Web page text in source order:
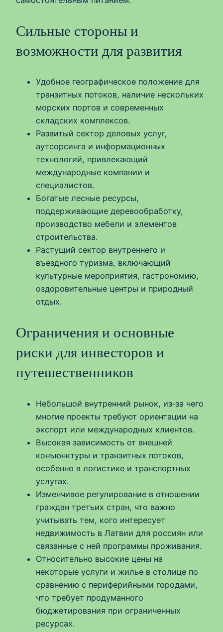
Сильные стороны и
возможности для развития
Удобное географическое положение для
транзитных потоков, наличие нескольких
морских портов и современных
складских комплексов.
Развитый сектор деловых услуг,
аутсорсинга и информационных
технологий, привлекающий
международные компании и
специалистов.
Богатые лесные ресурсы,
поддерживающие деревообработку,
производство мебели и элементов
строительства.
Растущий сектор внутреннего и
въездного туризма, включающий
культурные мероприятия, гастрономию,
оздоровительные центры и природный
отдых.
Ограничения и основные
риски для инвесторов и
путешественников
Небольшой внутренний рынок, из‑за чего
многие проекты требуют ориентации на
экспорт или международных клиентов.
Высокая зависимость от внешней
конъюнктуры и транзитных потоков,
особенно в логистике и транспортных
услугах.
Изменчивое регулирование в отношении
граждан третьих стран, что важно
учитывать тем, кого интересует
недвижимость в Латвии для россиян или
связанные с ней программы проживания.
Относительно высокие цены на
некоторые услуги и жилье в столице по
сравнению с периферийными городами,
что требует продуманного
бюджетирования при ограниченных
ресурсах.